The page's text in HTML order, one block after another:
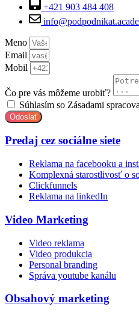
+421 903 484 408
Meno
Email
Mobil
Čo pre vás môžeme urobiť?
Súhlasím so Zásadami
Odoslať
Predaj cez sociálne siete
Reklama na facebooku a
Komplexná starostlivosť o
Clickfunnels
Reklama na linkedIn
Video Marketing
Video reklama
Video produkcia
Personal branding
Správa youtube kanálu
Obsahový marketing